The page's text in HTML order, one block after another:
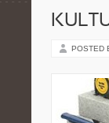
POSTED